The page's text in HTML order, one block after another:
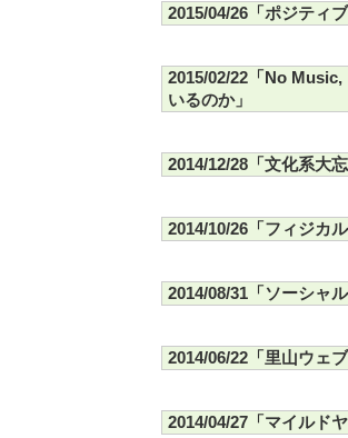
2015/04/26「ポジティ
2015/02/22「No
いるのか」
2014/12/28「文化系大
2014/10/26「フィジカ
2014/08/31「ソーシャ
2014/06/22「里山ウェ
2014/04/27「マイルド